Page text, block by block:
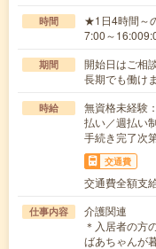
時間
★1日4時間～
7:00～
期間
開始日はご
長期でも働け
時給
無資格未経験
払い／週払い
手続き完了次
交通費
交通費全額支
仕事内容
介護関連
＊入居者の方
ばあちゃんが